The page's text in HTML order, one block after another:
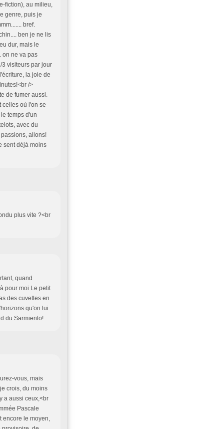
fiction), au milieu,
genre, puis je
bref.
ben je ne lis
dur, mais le
on ne va pas
3 visiteurs par jour
la joie de
/>
de fumer aussi.
celles où l'on se
temps d'un
avec du
allons!
sent déjà moins
plus vite ?<br
quand
pour moi Le petit
des cuvettes en
qu'on lui
du Sarmiento!
vous, mais
crois, du moins
a aussi ceux,<br
Pascale
encore le moyen,